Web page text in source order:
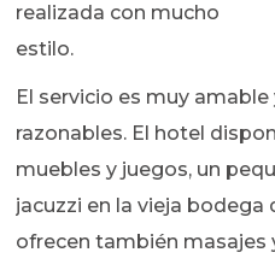
realizada con mucho
estilo.
El servicio es muy
razonables. El hotel
muebles y juegos, un
jacuzzi en la vieja bodega
ofrecen también masajes